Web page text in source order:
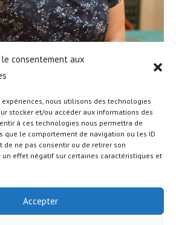
le consentement aux
nous utilisons des technologies
stocker et/ou accéder aux informations des
à ces technologies nous permettra de
que le comportement de navigation ou les ID
de ne pas consentir ou de retirer son
effet négatif sur certaines caractéristiques et
Accepter